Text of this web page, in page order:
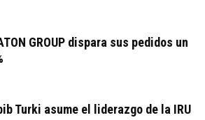
GROUP dispara sus pedidos un
Turki asume el liderazgo de la IRU